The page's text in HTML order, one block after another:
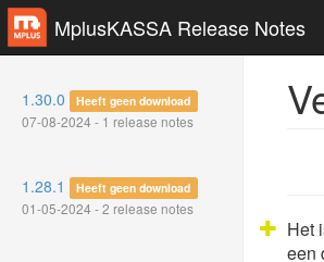
MplusKASSA Release Notes
1.30.0 Heeft geen download
07-08-2024 - 1 release notes
1.28.1 Heeft geen download
01-05-2024 - 2 release notes
Het
een